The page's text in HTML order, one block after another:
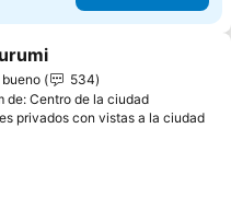
a favoritos
534
de: Centro de la ciudad
privados con vistas a la ciudad